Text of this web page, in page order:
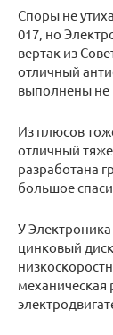
Споры не
017, но
вертак из
отличный
выполнены не
Из плюсов
отличный
разработана
большое
У
цинковый
механическая